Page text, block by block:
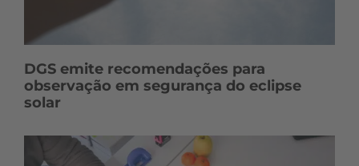
DGS emite recomendações para
observação em segurança do eclipse
solar